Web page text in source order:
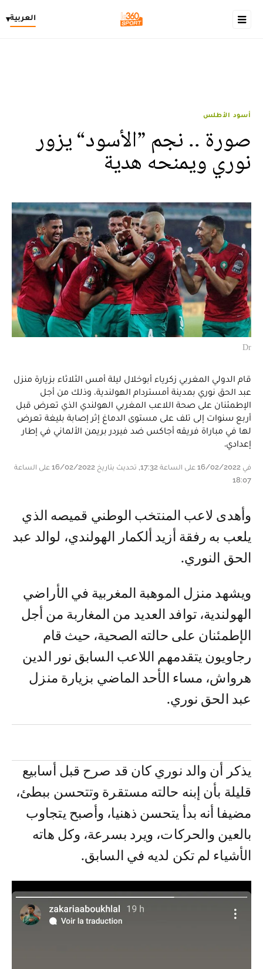
العربية▾
أسود الأطلس
صورة .. نجم ”الأسود“ يزور
نوري ويمنحه هدية
Dr
قام الدولي المغربي زكرياء أبوخلال ليلة أمس الثلاثاء بزيارة منزل
عبد الحق نوري بمدينة أمستردام الهولندية، وذلك من أجل
الإطمئنان على صحة اللاعب المغربي الهولندي الذي تعرض قبل
أربع سنوات إلى تلف على مستوى الدماغ إثر إصابة بليغة تعرض
لها في مباراة فريقه أجاكس ضد فيردر بريمن الألماني في إطار
إعدادي.
في 16/02/2022 على الساعة 17:32, تحديث بتاريخ 16/02/2022 على الساعة
18:07
وأهدى لاعب المنتخب الوطني قميصه الذي
يلعب به رفقة أزيد ألكمار الهولندي، لوالد عبد
الحق النوري.
ويشهد منزل الموهبة المغربية في الأراضي
الهولندية، توافد العديد من المغاربة من أجل
الإطمئنان على حالته الصحية، حيث قام
رجاويون يتقدمهم اللاعب السابق نور الدين
هرواش، مساء الأحد الماضي بزيارة منزل
عبد الحق نوري.
يذكر أن والد نوري كان قد صرح قبل أسابيع
قليلة بأن إبنه حالته مستقرة وتتحسن ببطئ،
مضيفا أنه بدأ يتحسن ذهنيا، وأصبح يتجاوب
بالعين والحركات، ويرد بسرعة، وكل هاته
الأشياء لم تكن لديه في السابق.